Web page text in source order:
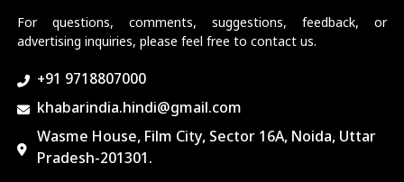
For questions, comments, suggestions, feedback, or
advertising inquiries, please feel free to contact us.
+91 9718807000
khabarindia.hindi@gmail.com
Wasme House, Film City, Sector 16A, Noida, Uttar
Pradesh-201301.